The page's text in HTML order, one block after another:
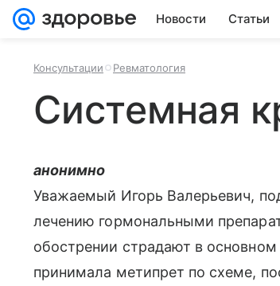
Новости Статьи
Консультации Ревматология
Системная
анонимно
Уважаемый Игорь Валерьевич,
лечению гормональными
обострении страдают в
принимала метипрет по схеме,